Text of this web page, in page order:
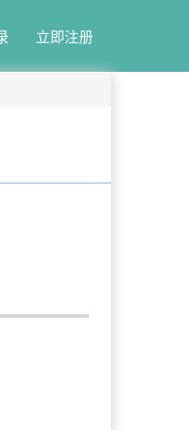
立即注册